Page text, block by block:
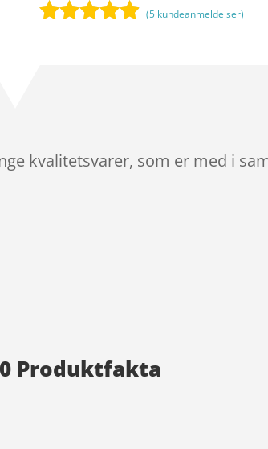
(5 kundeanmeldelser)
kvalitetsvarer, som er med i
Produktfakta